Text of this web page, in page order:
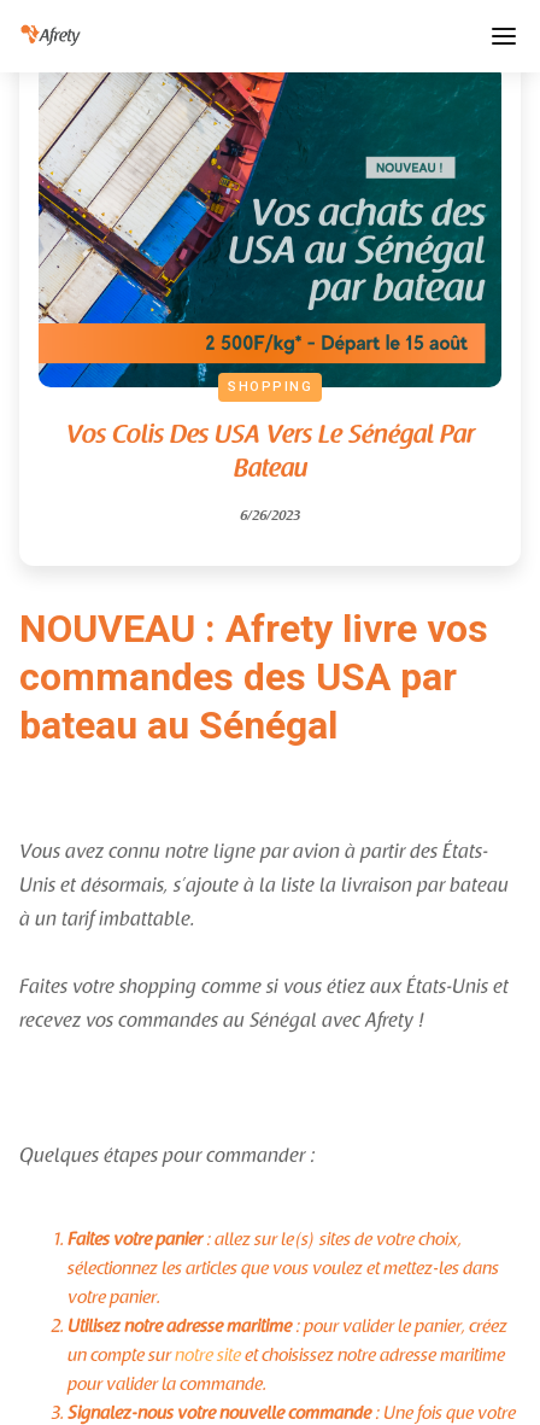
SHOPPING
Vos Colis Des USA Vers Le Sénégal Par
Bateau
6/26/2023
NOUVEAU : Afrety livre vos
commandes des USA par
bateau au Sénégal
Vous avez connu notre ligne par avion à partir des États-
Unis et désormais, s’ajoute à la liste la livraison par bateau
à un tarif imbattable.
Faites votre shopping comme si vous étiez aux États-Unis et
recevez vos commandes au Sénégal avec Afrety !
Quelques étapes pour commander :
Faites votre panier: allez sur le(s) sites de votre choix,
sélectionnez les articles que vous voulez et mettez-les dans
votre panier.
Utilisez notre adresse maritime: pour valider le panier, créez
un compte surnotre siteet choisissez notre adresse maritime
pour valider la commande.
Signalez-nous votre nouvelle commande: Une fois que votre